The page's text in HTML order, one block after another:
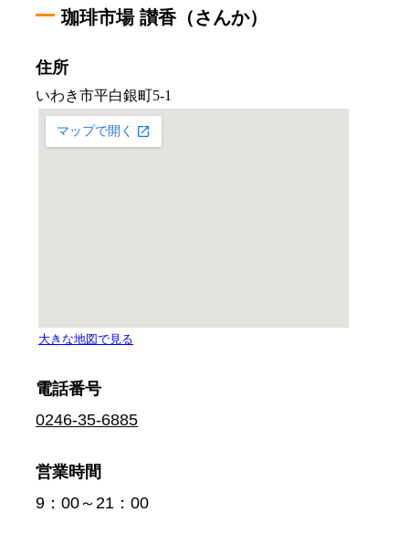
珈琲市場 讃香（さんか）
住所
電話番号
0246-35-6885
営業時間
9：00～21：00